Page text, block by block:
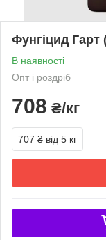
Фунгіцид Гарт
В наявності
Опт і роздріб
708 ₴/кг
707 ₴ від 5 кг